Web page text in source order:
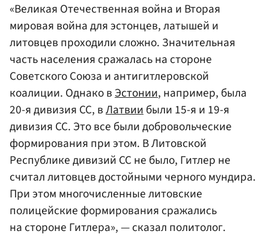
«Великая Отечественная война и Вторая
мировая война для эстонцев, латышей и
литовцев проходили сложно. Значительная
часть населения сражалась на стороне
Советского Союза и антигитлеровской
коалиции. Однако вЭстонии, например, была
20-я дивизия СС, вЛатвиибыли 15-я и 19-я
дивизия СС. Это все были добровольческие
формирования при этом. В Литовской
Республике дивизий СС не было, Гитлер не
считал литовцев достойными черного мундира.
При этом многочисленные литовские
полицейские формирования сражались
на стороне Гитлера», — сказал политолог.